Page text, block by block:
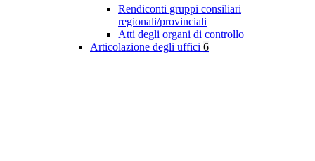
Rendiconti gruppi consiliari
regionali/provinciali
Atti degli organi di controllo
Articolazione degli uffici 6